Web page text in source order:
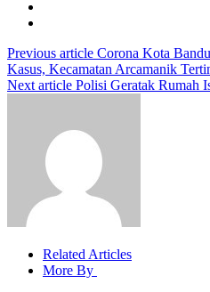
Previous article Corona Kota
Kasus, Kecamatan Arcamanik
Next article Polisi Geratak Rumah
Related Articles
More By